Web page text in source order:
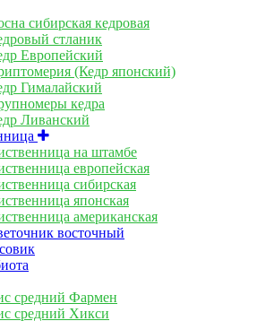
сибирская кедровая
стланик
Европейский
(Кедр японский)
Гималайский
кедра
Ливанский
на штамбе
европейская
сибирская
японская
американская
восточный
средний Фармен
средний Хикси